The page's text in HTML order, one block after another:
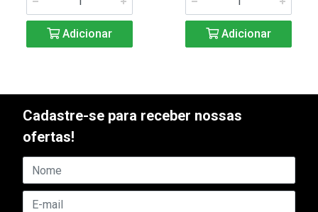
Adicionar Adicionar
Cadastre-se para receber nossas
ofertas!